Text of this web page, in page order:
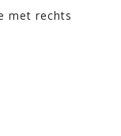
met rechts